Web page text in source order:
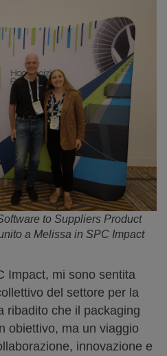
to Suppliers Product
a Melissa in SPC Impact
Impact, mi sono sentita
del settore per la
ribadito che il packaging
obiettivo, ma un viaggio
innovazione e